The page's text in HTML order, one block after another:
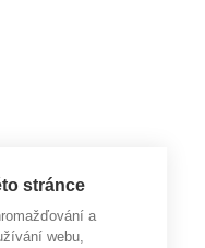
stránce
a
webu,